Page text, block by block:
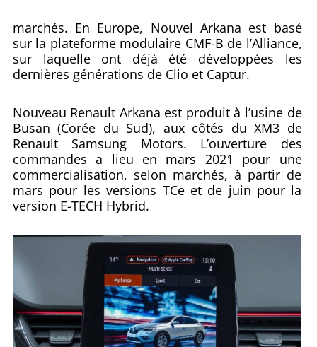
marchés. En Europe, Nouvel Arkana est basé
sur la plateforme modulaire CMF-B de l’Alliance,
sur laquelle ont déjà été développées les
dernières générations de Clio et Captur.
Nouveau Renault Arkana est produit à l’usine de
Busan (Corée du Sud), aux côtés du XM3 de
Renault Samsung Motors. L’ouverture des
commandes a lieu en mars 2021 pour une
commercialisation, selon marchés, à partir de
mars pour les versions TCe et de juin pour la
version E-TECH Hybrid.